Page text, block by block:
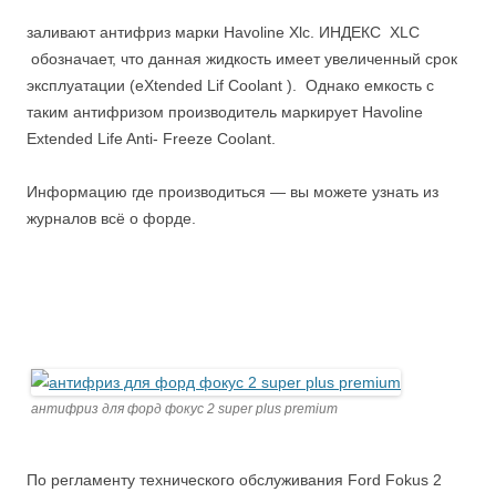
заливают антифриз марки Havoline Xlc. ИНДЕКС XLC
обозначает, что данная жидкость имеет увеличенный срок
эксплуатации (eXtended Lif Coolant ). Однако емкость с
таким антифризом производитель маркирует Havoline
Extended Life Anti- Freeze Coolant.
Информацию где производиться — вы можете узнать из
журналов всё о форде.
антифриз для форд фокус 2 super plus premium
По регламенту технического обслуживания Ford Fokus 2